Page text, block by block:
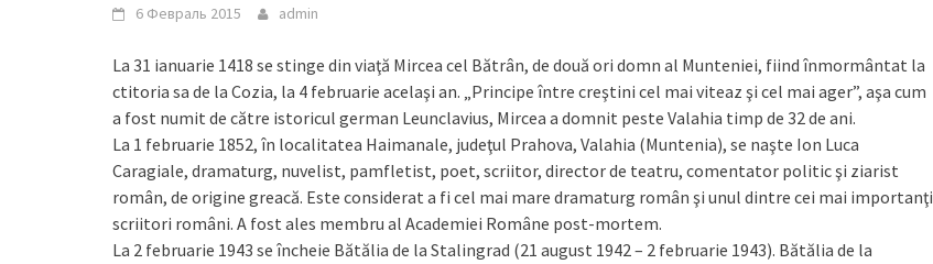
6 Февраль 2015 admin
La 31 ianuarie 1418 se stinge din viaţă Mircea cel Bătrân, de două ori domn al Munteniei, fiind înmormântat la
ctitoria sa de la Cozia, la 4 februarie acelaşi an. „Principe între creştini cel mai viteaz şi cel mai ager”, aşa cum
a fost numit de către istoricul german Leunclavius, Mircea a domnit peste Valahia timp de 32 de ani.
La 1 februarie 1852, în loca­litatea Haimanale, judeţul Prahova, Valahia (Muntenia), se naşte Ion Luca
Caragiale, dramaturg, nuvelist, pamfletist, poet, scriitor, director de teatru, comentator politic şi ziarist
român, de origine greacă. Este considerat a fi cel mai mare dramaturg român şi unul dintre cei mai importanţi
scriitori români. A fost ales membru al Academiei Române post-mortem.
La 2 februarie 1943 se încheie Bătălia de la Stalingrad (21 august 1942 – 2 februarie 1943). Bătălia de la